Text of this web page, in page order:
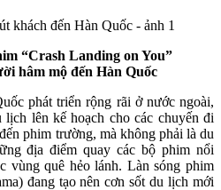
“Crash Landing on You”
hâm mộ đến Hàn Quốc
phát triển rộng rãi ở nước ngoài,
lịch lên kế hoạch cho các chuyến đi
phim trường, mà không phải là du
địa điểm quay các bộ phim nổi
vùng quê hẻo lánh. Làn sóng phim
đang tạo nên cơn sốt du lịch mới